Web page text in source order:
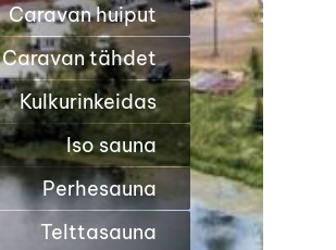
Caravan huiput
Caravan tähdet
Kulkurinkeidas
Iso sauna
Perhesauna
Telttasauna